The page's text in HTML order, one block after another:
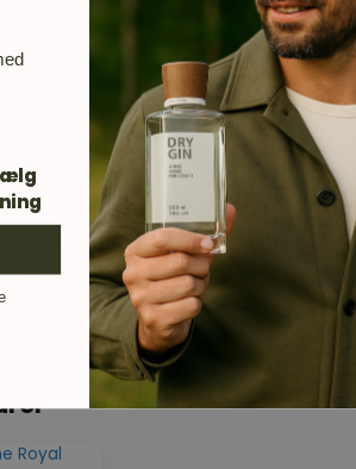
og meget andet.
Tilmeld
tidligere har set